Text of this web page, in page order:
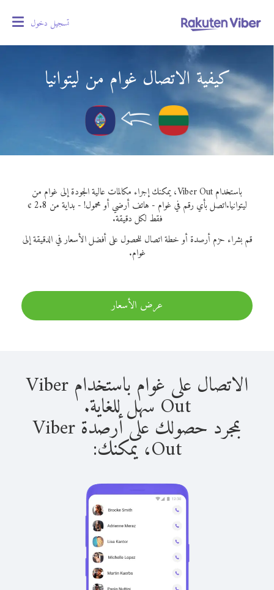
تسجيل دخول
كيفية الاتصال غوام من ليتوانيا
باستخدام Viber Out، يمكنك إجراء مكالمات عالية الجودة إلى غوام من
ليتوانيا.
اتصل بأي رقم في غوام - هاتف أرضي أو محمول! - بداية من 2.8 ¢
فقط لكل دقيقة.
قم بشراء حزم أرصدة أو خطة اتصال للحصول على أفضل الأسعار في الدقيقة إلى
غوام.
عرض الأسعار
الاتصال على غوام باستخدام Viber
Out سهل للغاية.
بمجرد حصولك على أرصدة Viber
Out، يمكنك: